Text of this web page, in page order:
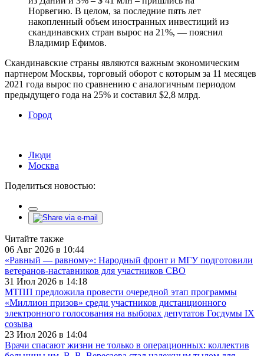
Норвегию. В целом, за последние пять лет
накопленный объем иностранных инвестиций из
скандинавских стран вырос на 21%, — пояснил
Владимир Ефимов.
Скандинавские страны являются важным экономическим
партнером Москвы, торговый оборот с которым за 11 месяцев
2021 года вырос по сравнению с аналогичным периодом
предыдущего года на 25% и составил $2,8 млрд.
Город
Люди
Москва
Поделиться новостью:
Читайте также
06 Авг 2026 в 10:44
«Равный — равному»: Народный фронт и МГУ подготовили
ветеранов-наставников для участников СВО
31 Июл 2026 в 14:18
МТПП предложила провести очередной этап программы
«Миллион призов» среди участников дистанционного
электронного голосования на выборах депутатов Госдумы IX
созыва
23 Июл 2026 в 14:04
Врачи спасают жизни не только в операционных: коллектив